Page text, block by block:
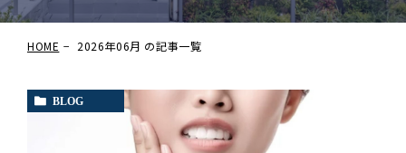
HOME 2026年06月 の記事一覧
BLOG